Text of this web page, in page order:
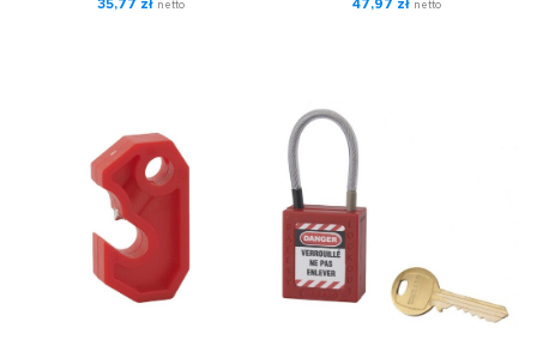
35,77 złnetto 47,97 zł netto